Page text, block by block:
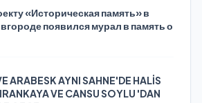
«Историческая память» в
появился мурал в память о
ARABESK AYNI SAHNE'DE HALİS
VE CANSU SOYLU 'DAN